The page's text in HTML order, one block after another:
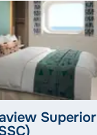
Superior